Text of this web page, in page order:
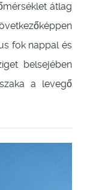
átlag
fok nappal és
belsejében
a levegő